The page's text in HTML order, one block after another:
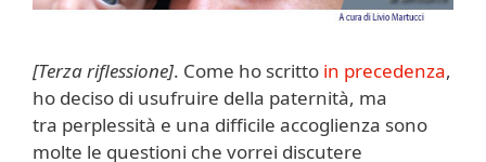
[Terza riflessione]. Come ho scritto in precedenza,
ho deciso di usufruire della paternità, ma
tra perplessità e una difficile accoglienza sono
molte le questioni che vorrei discutere